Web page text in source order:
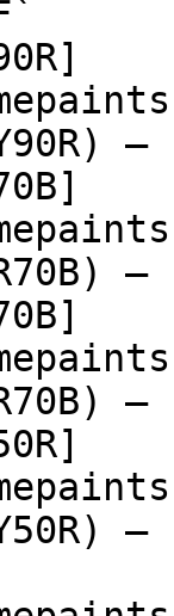
Y90R)
R70B)
R70B)
Y50R)